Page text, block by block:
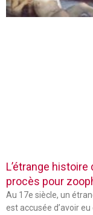
L’étrange
procès pour
Au 17e siècle, un
est accusée d’avoir